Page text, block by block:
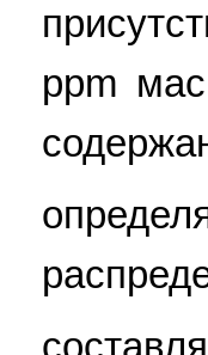
ppm